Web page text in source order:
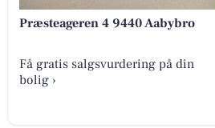
Præsteageren 4 9440 Aabybro
Få gratis salgsvurdering på din
bolig ›